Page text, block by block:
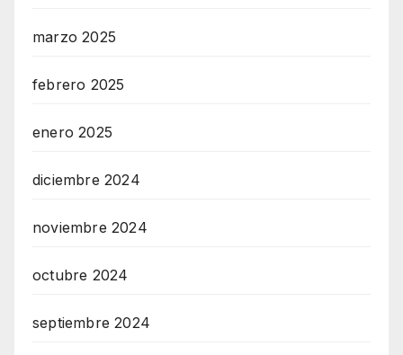
marzo 2025
febrero 2025
enero 2025
diciembre 2024
noviembre 2024
octubre 2024
septiembre 2024